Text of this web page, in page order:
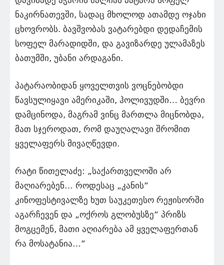
ნაკირნათევში, სადაც მხოლოდ ათამდე ოჯახი
ცხოვრობს. ბავშვობას ვატარებდი დედაჩემის
სოფელ მარადიდში, და გავიზარდე ულამაზეს
ბათუმში, უბანი არდაგანი.
პატარაობიდან ყოველთვის ვოცნებობდი
წავსულიყავი ამერიკაში, ჰოლივუდში… ბევრი
დამცინოდა, მაგრამ ვინც მართლა მიცნობდა,
მათ სჯეროდათ, რომ დაუღალავი შრომით
ყველაფერს მივაღწევდი.
რატი წითელაძე: „საქართველოში არ
მაღიარებენ… როდესაც „კანის”
კინოფესტივალზე ხუთ საუკეთესო რეჟისორში
აგარჩევენ და „ოქროს გლობუსზე” პრიზს
მოგცემენ, მათი აღიარება ამ ყველაფერთან
რა მოსატანია…”